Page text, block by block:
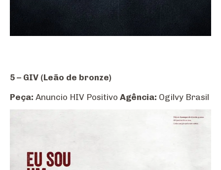
5 – GIV (Leão de bronze)
Peça: Anuncio HIV Positivo Agência: Ogilvy Brasil